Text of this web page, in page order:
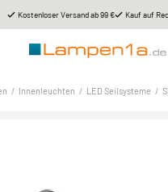
Kostenloser Versand ab 99 € Kauf auf
/ Innenleuchten / LED Seilsysteme /